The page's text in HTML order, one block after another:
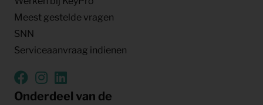
Meest gestelde vragen
SNN
Serviceaanvraag indienen
Onderdeel van de